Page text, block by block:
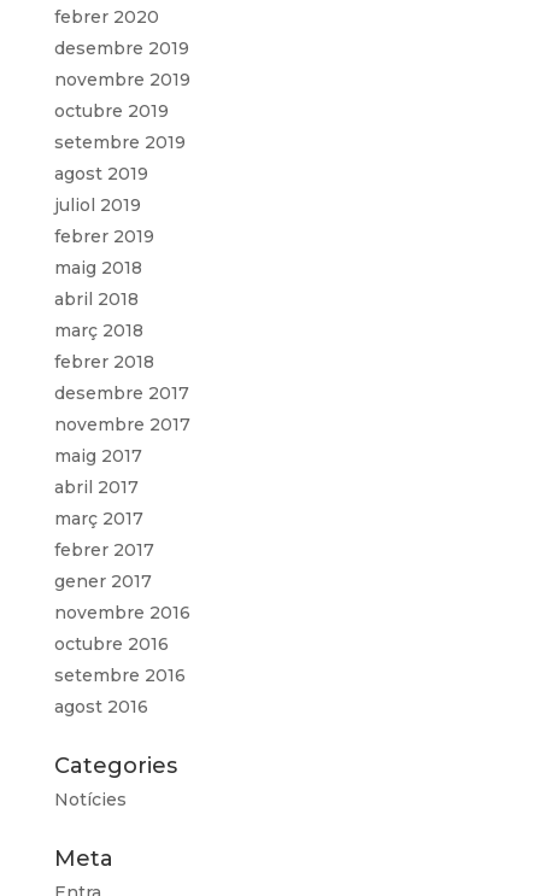
febrer 2020
desembre 2019
novembre 2019
octubre 2019
setembre 2019
agost 2019
juliol 2019
febrer 2019
maig 2018
abril 2018
març 2018
febrer 2018
desembre 2017
novembre 2017
maig 2017
abril 2017
març 2017
febrer 2017
gener 2017
novembre 2016
octubre 2016
setembre 2016
agost 2016
Categories
Notícies
Meta